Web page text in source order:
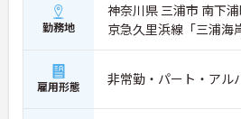
勤務地
神奈川県 三浦市 南下
京急久里浜線「三浦海
雇用形態 非常勤・パート・アル